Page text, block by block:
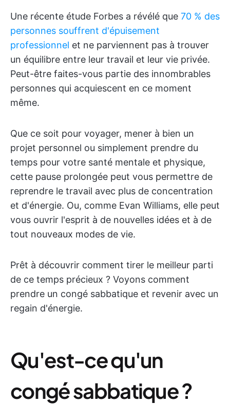
Une récente étude Forbes a révélé que 70 % des
personnes souffrent d'épuisement
professionnel et ne parviennent pas à trouver
un équilibre entre leur travail et leur vie privée.
Peut-être faites-vous partie des innombrables
personnes qui acquiescent en ce moment
même.
Que ce soit pour voyager, mener à bien un
projet personnel ou simplement prendre du
temps pour votre santé mentale et physique,
cette pause prolongée peut vous permettre de
reprendre le travail avec plus de concentration
et d'énergie. Ou, comme Evan Williams, elle peut
vous ouvrir l'esprit à de nouvelles idées et à de
tout nouveaux modes de vie.
Prêt à découvrir comment tirer le meilleur parti
de ce temps précieux ? Voyons comment
prendre un congé sabbatique et revenir avec un
regain d'énergie.
Qu'est-ce qu'un
congé sabbatique ?